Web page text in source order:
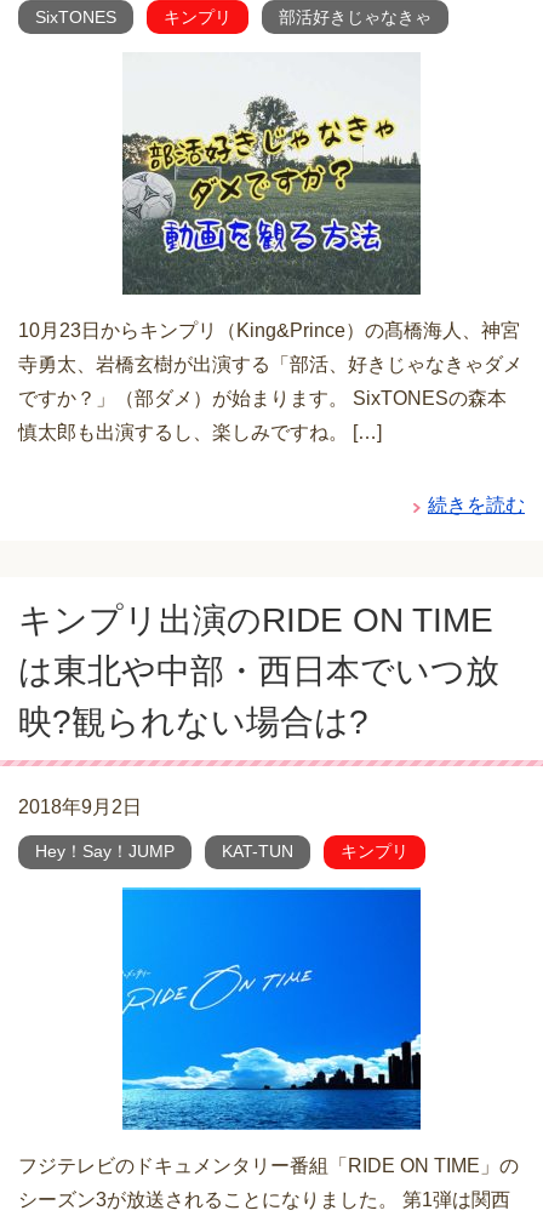
SixTONES キンプリ 部活好きじゃなきゃ
10月23日からキンプリ（King&Prince）の髙橋海人、神宮
寺勇太、岩橋玄樹が出演する「部活、好きじゃなきゃダメ
ですか？」（部ダメ）が始まります。 SixTONESの森本
慎太郎も出演するし、楽しみですね。 […]
続きを読む
キンプリ出演のRIDE ON TIME
は東北や中部・西日本でいつ放
映?観られない場合は?
2018年9月2日
Hey！Say！JUMP KAT-TUN キンプリ
フジテレビのドキュメンタリー番組「RIDE ON TIME」の
シーズン3が放送されることになりました。 第1弾は関西